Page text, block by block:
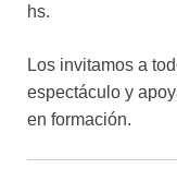
hs.
Los invitamos a
espectáculo y
en formación.